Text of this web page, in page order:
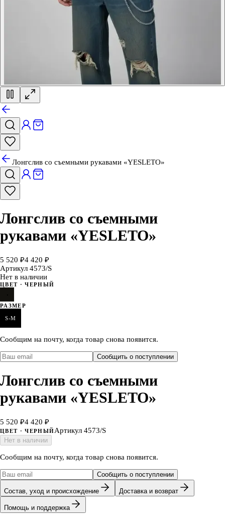
Лонгслив со съемными рукавами «YESLETO»
Лонгслив со съемными
рукавами «YESLETO»
5 520 ₽4 420 ₽
Артикул 4573/S
Нет в наличии
ЦВЕТ · ЧЕРНЫЙ
РАЗМЕР
S-M
Сообщим на почту, когда товар снова появится.
Сообщить о поступлении
Лонгслив со съемными
рукавами «YESLETO»
5 520 ₽4 420 ₽
ЦВЕТ · ЧЕРНЫЙАртикул 4573/S
Нет в наличии
Сообщим на почту, когда товар снова появится.
Сообщить о поступлении
Состав, уход и происхождение Доставка и возврат
Помощь и поддержка